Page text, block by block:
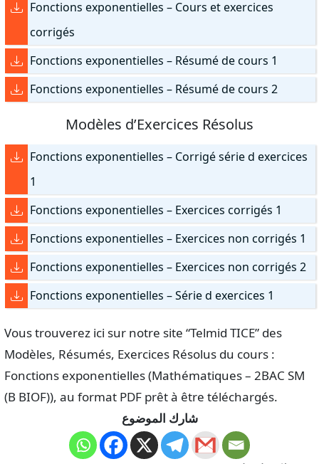
Fonctions exponentielles – Cours et exercices
corrigés
Fonctions exponentielles – Résumé de cours 1
Fonctions exponentielles – Résumé de cours 2
Modèles d’Exercices Résolus
Fonctions exponentielles – Corrigé série d exercices
1
Fonctions exponentielles – Exercices corrigés 1
Fonctions exponentielles – Exercices non corrigés 1
Fonctions exponentielles – Exercices non corrigés 2
Fonctions exponentielles – Série d exercices 1
Vous trouverez ici sur notre site “Telmid TICE” des
Modèles, Résumés, Exercices Résolus du cours :
Fonctions exponentielles (Mathématiques – 2BAC SM
(B BIOF)), au format PDF prêt à être téléchargés.
شارك الموضوع